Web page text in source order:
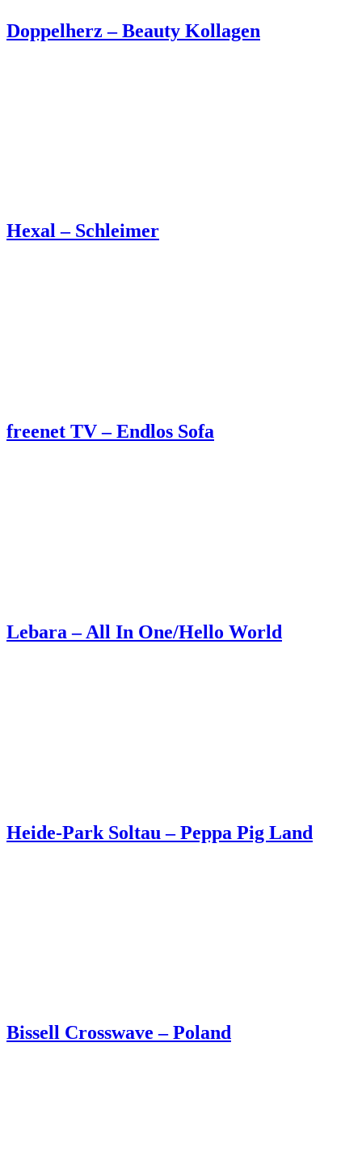
Doppelherz – Beauty Kollagen
Hexal – Schleimer
freenet TV – Endlos Sofa
Lebara – All In One/Hello World
Heide-Park Soltau – Peppa Pig Land
Bissell Crosswave – Poland